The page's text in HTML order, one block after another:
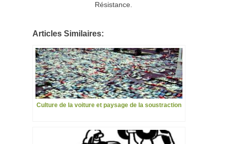
Résistance.
Articles Similaires:
Culture de la voiture et paysage de la soustraction